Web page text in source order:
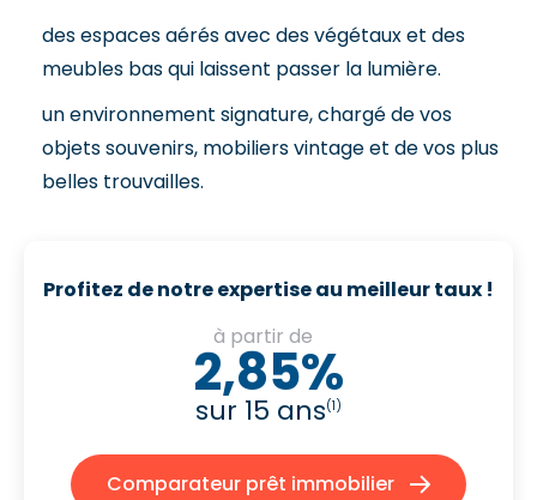
des espaces aérés avec des végétaux et des
meubles bas qui laissent passer la lumière.
un environnement signature, chargé de vos
objets souvenirs, mobiliers vintage et de vos plus
belles trouvailles.
Profitez de notre expertise au meilleur taux !
à partir de
2,85%
sur 15 ans(1)
Comparateur prêt immobilier